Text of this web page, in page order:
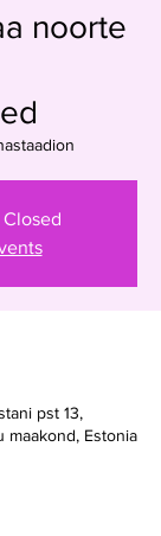
noorte
pst 13,
maakond, Estonia